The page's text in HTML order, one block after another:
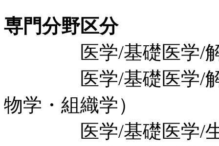
専門分野区分
医学/基礎医学/解
医学/基礎医学/解剖
物学・組織学）
医学/基礎医学/生